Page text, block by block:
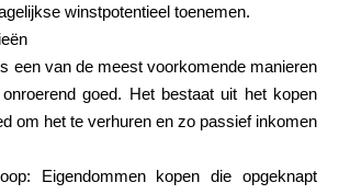
winstpotentieel toenemen.
een van de meest voorkomende manieren
goed. Het bestaat uit het kopen
om het te verhuren en zo passief inkomen
Eigendommen kopen die opgeknapt